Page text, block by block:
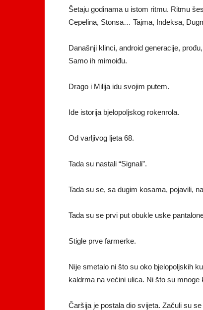
Šetaju godinama u istom ritmu. Ritmu
Cepelina, Stonsa… Tajma, Indeksa,
Današnji klinci, android generacije,
Samo ih mimoiđu.
Drago i Milija idu svojim putem.
Ide istorija bjelopoljskog rokenrola.
Od varljivog ljeta 68.
Tada su nastali “Signali”.
Tada su se, sa dugim kosama, pojavili,
Tada su se prvi put obukle uske
Stigle prve farmerke.
Nije smetalo ni što su oko bjelopoljskih
kaldrma na većini ulica. Ni što su
Čaršija je postala dio svijeta. Začuli su